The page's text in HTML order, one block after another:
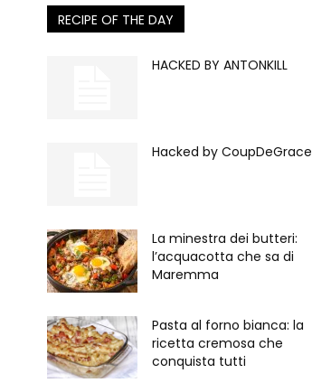
RECIPE OF THE DAY
HACKED BY ANTONKILL
Hacked by CoupDeGrace
La minestra dei butteri:
l’acquacotta che sa di
Maremma
Pasta al forno bianca: la
ricetta cremosa che
conquista tutti